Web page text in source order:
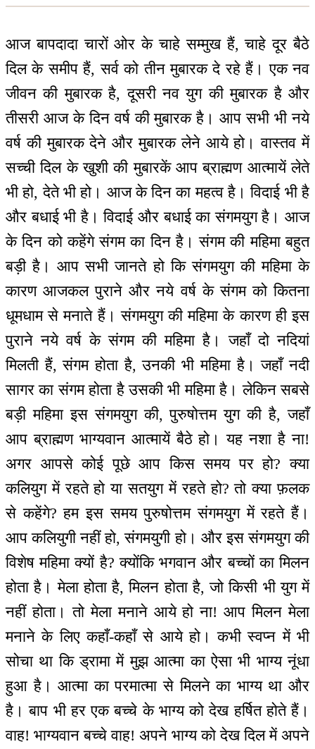
आज बापदादा चारों ओर के चाहे सम्मुख हैं, चाहे दूर बैठे
दिल के समीप हैं, सर्व को तीन मुबारक दे रहे हैं। एक नव
जीवन की मुबारक है, दूसरी नव युग की मुबारक है और
तीसरी आज के दिन वर्ष की मुबारक है। आप सभी भी नये
वर्ष की मुबारक देने और मुबारक लेने आये हो। वास्तव में
सच्ची दिल के खुशी की मुबारकें आप ब्राह्मण आत्मायें लेते
भी हो, देते भी हो। आज के दिन का महत्व है। विदाई भी है
और बधाई भी है। विदाई और बधाई का संगमयुग है। आज
के दिन को कहेंगे संगम का दिन है। संगम की महिमा बहुत
बड़ी है। आप सभी जानते हो कि संगमयुग की महिमा के
कारण आजकल पुराने और नये वर्ष के संगम को कितना
धूमधाम से मनाते हैं। संगमयुग की महिमा के कारण ही इस
पुराने नये वर्ष के संगम की महिमा है। जहाँ दो नदियां
मिलती हैं, संगम होता है, उनकी भी महिमा है। जहाँ नदी
सागर का संगम होता है उसकी भी महिमा है। लेकिन सबसे
बड़ी महिमा इस संगमयुग की, पुरुषोत्तम युग की है, जहाँ
आप ब्राह्मण भाग्यवान आत्मायें बैठे हो। यह नशा है ना!
अगर आपसे कोई पूछे आप किस समय पर हो? क्या
कलियुग में रहते हो या सतयुग में रहते हो? तो क्या फ़लक
से कहेंगे? हम इस समय पुरुषोत्तम संगमयुग में रहते हैं।
आप कलियुगी नहीं हो, संगमयुगी हो। और इस संगमयुग की
विशेष महिमा क्यों है? क्योंकि भगवान और बच्चों का मिलन
होता है। मेला होता है, मिलन होता है, जो किसी भी युग में
नहीं होता। तो मेला मनाने आये हो ना! आप मिलन मेला
मनाने के लिए कहाँ-कहाँ से आये हो। कभी स्वप्न में भी
सोचा था कि ड्रामा में मुझ आत्मा का ऐसा भी भाग्य नूंधा
हुआ है। आत्मा का परमात्मा से मिलने का भाग्य था और
है। बाप भी हर एक बच्चे के भाग्य को देख हर्षित होते हैं।
वाह! भाग्यवान बच्चे वाह! अपने भाग्य को देख दिल में अपने